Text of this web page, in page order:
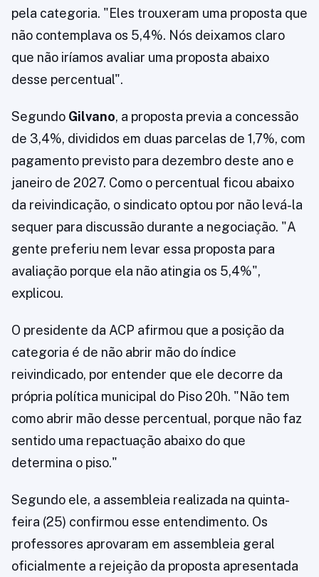
pela categoria. "Eles trouxeram uma proposta que
não contemplava os 5,4%. Nós deixamos claro
que não iríamos avaliar uma proposta abaixo
desse percentual".
Segundo Gilvano, a proposta previa a concessão
de 3,4%, divididos em duas parcelas de 1,7%, com
pagamento previsto para dezembro deste ano e
janeiro de 2027. Como o percentual ficou abaixo
da reivindicação, o sindicato optou por não levá-la
sequer para discussão durante a negociação. "A
gente preferiu nem levar essa proposta para
avaliação porque ela não atingia os 5,4%",
explicou.
O presidente da ACP afirmou que a posição da
categoria é de não abrir mão do índice
reivindicado, por entender que ele decorre da
própria política municipal do Piso 20h. "Não tem
como abrir mão desse percentual, porque não faz
sentido uma repactuação abaixo do que
determina o piso."
Segundo ele, a assembleia realizada na quinta-
feira (25) confirmou esse entendimento. Os
professores aprovaram em assembleia geral
oficialmente a rejeição da proposta apresentada